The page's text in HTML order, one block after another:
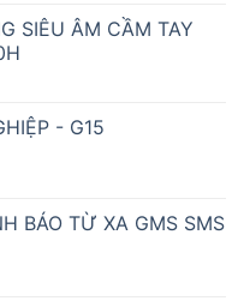
SIÊU ÂM CẦM TAY
- G15
BÁO TỪ XA GMS SMS